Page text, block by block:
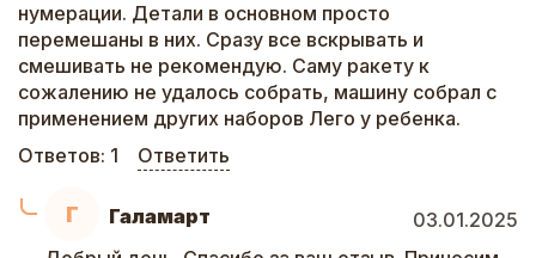
нумерации. Детали в основном просто
перемешаны в них. Сразу все вскрывать и
смешивать не рекомендую. Саму ракету к
сожалению не удалось собрать, машину собрал с
применением других наборов Лего у ребенка.
Ответов: 1 Ответить
Г Галамарт
03.01.2025